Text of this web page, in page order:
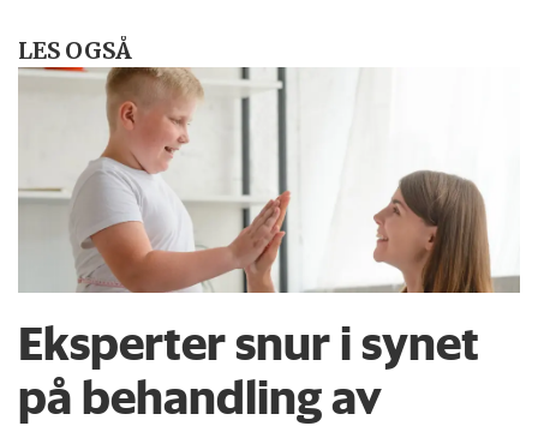
LES OGSÅ
Eksperter snur i synet
på behandling av